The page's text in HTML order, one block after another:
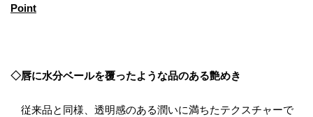
Point
◇唇に水分ベールを覆ったような品のある艶めき
従来品と同様、透明感のある潤いに満ちたテクスチャーで